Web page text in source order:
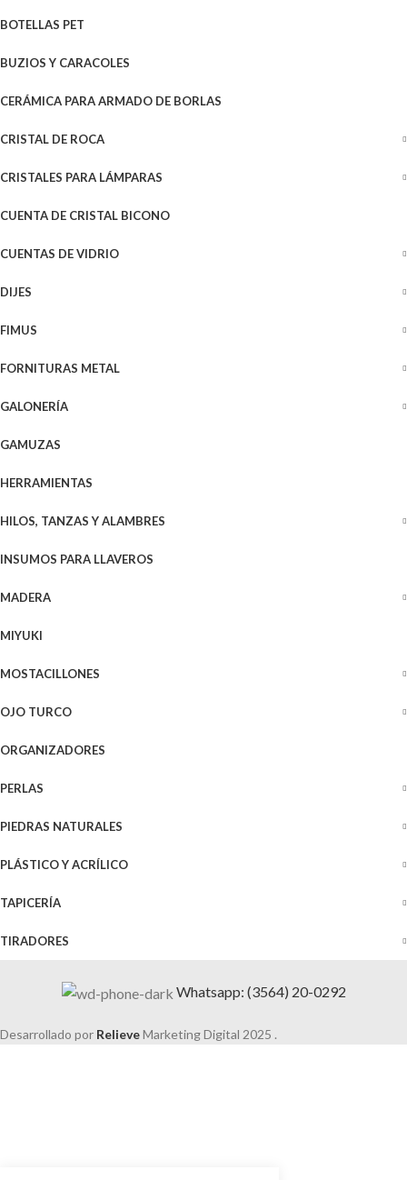
BOTELLAS PET
BUZIOS Y CARACOLES
CERÁMICA PARA ARMADO DE BORLAS
CRISTAL DE ROCA
CRISTALES PARA LÁMPARAS
CUENTA DE CRISTAL BICONO
CUENTAS DE VIDRIO
DIJES
FIMUS
FORNITURAS METAL
GALONERÍA
GAMUZAS
HERRAMIENTAS
HILOS, TANZAS Y ALAMBRES
INSUMOS PARA LLAVEROS
MADERA
MIYUKI
MOSTACILLONES
OJO TURCO
ORGANIZADORES
PERLAS
PIEDRAS NATURALES
PLÁSTICO Y ACRÍLICO
TAPICERÍA
TIRADORES
Whatsapp: (3564) 20-0292
Desarrollado por RelieveMarketing Digital 2025 .